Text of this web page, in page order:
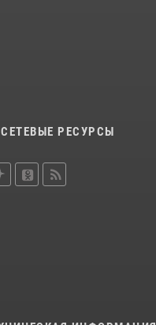
РЕСУРСЫ